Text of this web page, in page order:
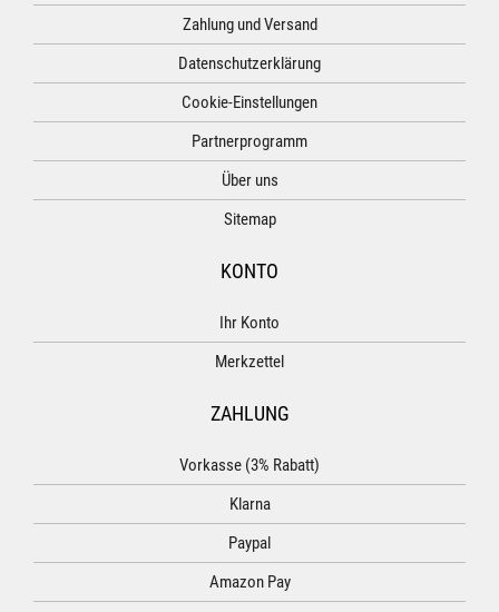
Zahlung und Versand
Datenschutzerklärung
Cookie-Einstellungen
Partnerprogramm
Über uns
Sitemap
KONTO
Ihr Konto
Merkzettel
ZAHLUNG
Vorkasse (3% Rabatt)
Klarna
Paypal
Amazon Pay